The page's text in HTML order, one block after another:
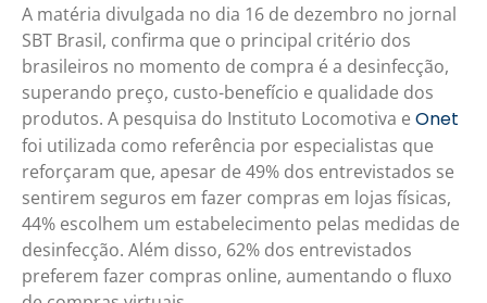
A matéria divulgada no dia 16 de dezembro no jornal
SBT Brasil, confirma que o principal critério dos
brasileiros no momento de compra é a desinfecção,
superando preço, custo-benefício e qualidade dos
produtos. A pesquisa do Instituto Locomotiva e Onet
foi utilizada como referência por especialistas que
reforçaram que, apesar de 49% dos entrevistados se
sentirem seguros em fazer compras em lojas físicas,
44% escolhem um estabelecimento pelas medidas de
desinfecção. Além disso, 62% dos entrevistados
preferem fazer compras online, aumentando o fluxo